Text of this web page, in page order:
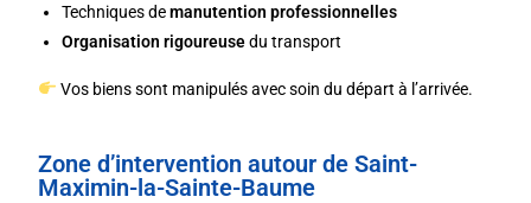
Techniques demanutention professionnelles
Organisation rigoureusedu transport
Vos biens sont manipulés avec soin du départ à l’arrivée.
Zone d’intervention autour de Saint-
Maximin-la-Sainte-Baume